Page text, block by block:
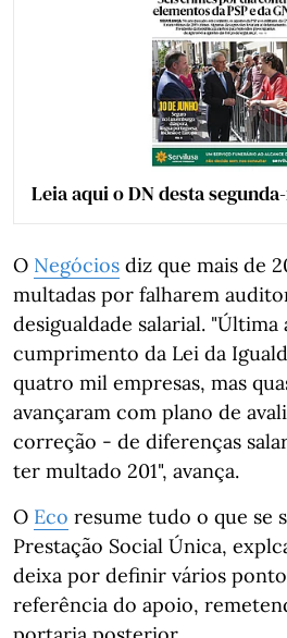
Leia aqui o DN desta
O Negócios diz que mais de
multadas por falharem
desigualdade salarial. "Última
cumprimento da Lei da
quatro mil empresas, mas
avançaram com plano de
correção - de diferenças
ter multado 201", avança.
O Eco resume tudo o que se
Prestação Social Única,
deixa por definir vários
referência do apoio,